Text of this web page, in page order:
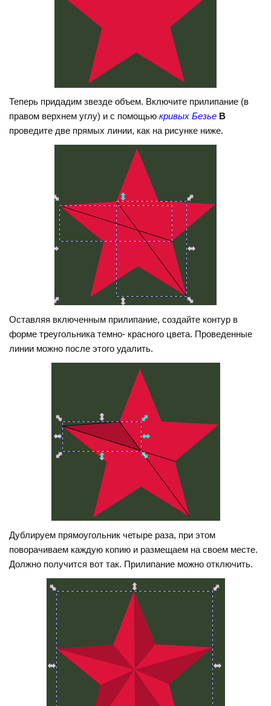
Теперь придадим звезде объем. Включите прилипание (в
правом верхнем углу) и с помощьюкривых Безье B
проведите две прямых линии, как на рисунке ниже.
Оставляя включенным прилипание, создайте контур в
форме треугольника темно- красного цвета. Проведенные
линии можно после этого удалить.
Дублируем прямоугольник четыре раза, при этом
поворачиваем каждую копию и размещаем на своем месте.
Должно получится вот так. Прилипание можно отключить.